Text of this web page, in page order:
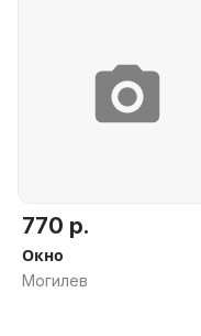
770 р.
Окно
Могилев